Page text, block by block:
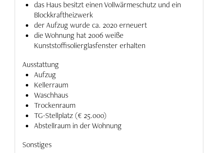
das Haus besitzt einen Vollwärmeschutz und ein
Blockkraftheizwerk
der Aufzug wurde ca. 2020 erneuert
die Wohnung hat 2006 weiße
Kunststoffisolierglasfenster erhalten
Ausstattung
Aufzug
Kellerraum
Waschhaus
Trockenraum
TG-Stellplatz (€ 25.000)
Abstellraum in der Wohnung
Sonstiges